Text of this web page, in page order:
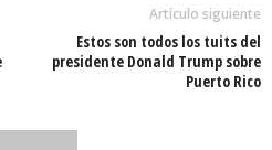
Artículo siguiente
Estos son todos los tuits del
presidente Donald Trump sobre
Puerto Rico